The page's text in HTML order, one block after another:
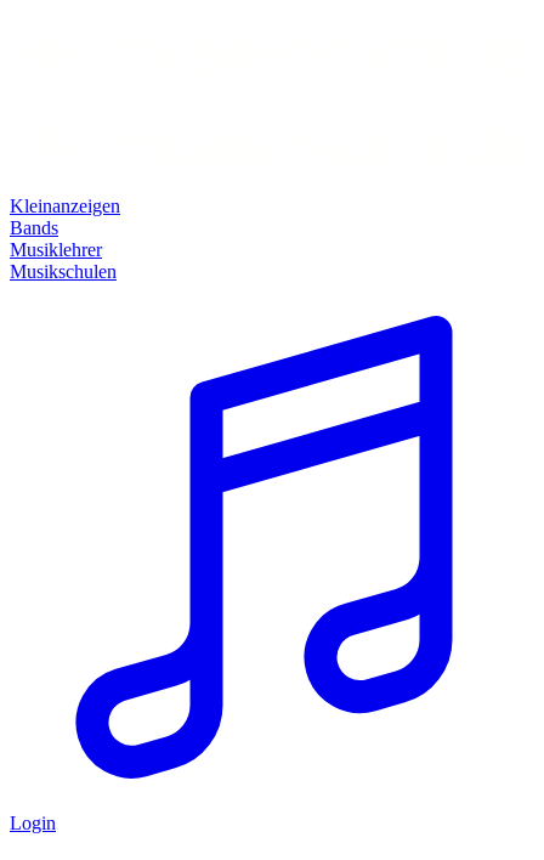
Kleinanzeigen
Bands
Musiklehrer
Musikschulen
Login